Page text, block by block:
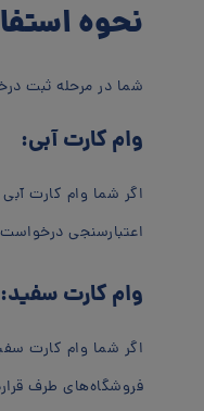
نحوه
شما در مرحله ثبت
وام کارت آبی:
اگر شما وام کارت آبی
اعتبارسنجی
وام کارت سفید:
اگر شما وام کارت
فروشگاه‌های طرف